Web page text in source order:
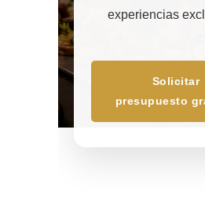
experiencias
Solicitar
presupuesto